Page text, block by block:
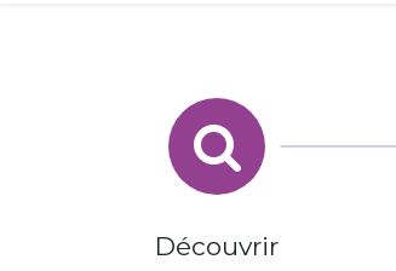
Découvrir